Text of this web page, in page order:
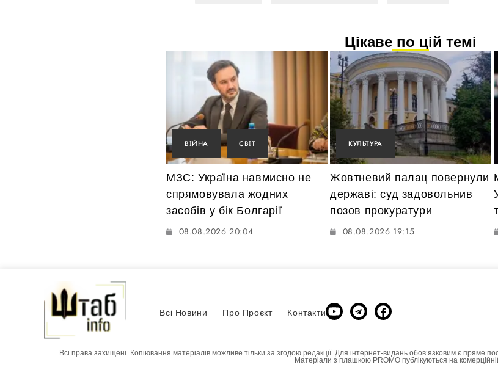
Цікаве по цій темі
ВІЙНА СВІТ
МЗС: Україна навмисно не
спрямовувала жодних
засобів у бік Болгарії
08.08.2026 20:04
КУЛЬТУРА
Жовтневий палац повернули
державі: суд задовольнив
позов прокуратури
08.08.2026 19:15
Всі Новини Про Проєкт Контакти
Всі права захищені. Копіювання матеріалів можливе тільки за згодою редакції. Для інтернет-видань обовʼязковим є пряме
Матеріали з плашкою PROMO публікуються на